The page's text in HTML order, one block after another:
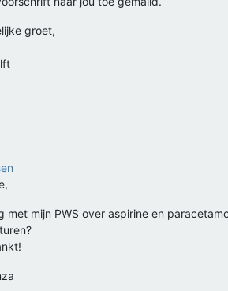
groet,
met mijn PWS over aspirine en